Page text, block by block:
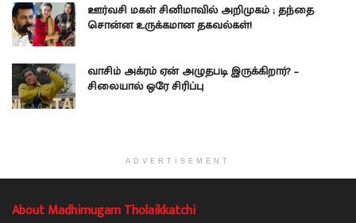
ஊர்வசி மகள் சினிமாவில் அறிமுகம் ; தந்தை
சொன்ன உருக்கமான தகவல்கள்!
வாசிம் அக்ரம் ஏன் அழுதபடி இருக்கிறார்? –
சிலையால் ஒரே சிரிப்பு
ADVERTISEMENT
About Madhimugam Tholaikkatchi